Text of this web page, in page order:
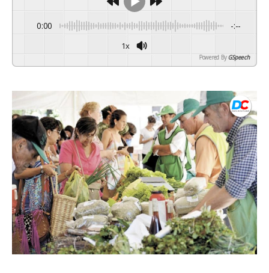
0:00 -:--
1x
Powered By GSpeech